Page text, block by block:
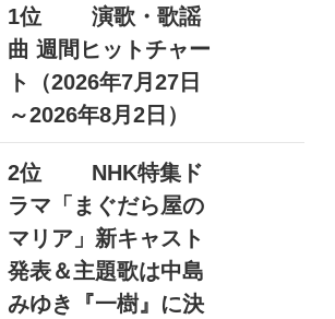
1位
演歌・歌謡
曲 週間ヒットチャー
ト（2026年7月27日
～2026年8月2日）
2位
NHK特集ド
ラマ「まぐだら屋の
マリア」新キャスト
発表＆主題歌は中島
みゆき『一樹』に決